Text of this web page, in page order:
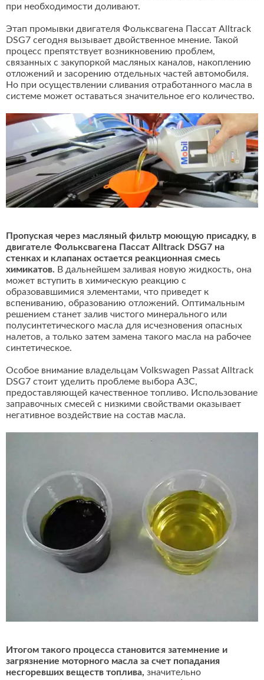
при необходимости доливают.
Этап промывки двигателя Фольксвагена Пассат Alltrack
DSG7 сегодня вызывает двойственное мнение. Такой
процесс препятствует возникновению проблем,
связанных с закупоркой масляных каналов, накоплению
отложений и засорению отдельных частей автомобиля.
Но при осуществлении сливания отработанного масла в
системе может оставаться значительное его количество.
Пропуская через масляный фильтр моющую присадку, в
двигателе Фольксвагена Пассат Alltrack DSG7 на
стенках и клапанах остается реакционная смесь
химикатов. В дальнейшем заливая новую жидкость, она
может вступить в химическую реакцию с
образовавшимися элементами, что приведет к
вспениванию, образованию отложений. Оптимальным
решением станет залив чистого минерального или
полусинтетического масла для исчезновения опасных
налетов, а только затем замена такого масла на рабочее
синтетическое.
Особое внимание владельцам Volkswagen Passat Alltrack
DSG7 стоит уделить проблеме выбора АЗС,
предоставляющей качественное топливо. Использование
заправочных смесей с низкими свойствами оказывает
негативное воздействие на состав масла.
Итогом такого процесса становится затемнение и
загрязнение моторного масла за счет попадания
несгоревших веществ топлива, значительно